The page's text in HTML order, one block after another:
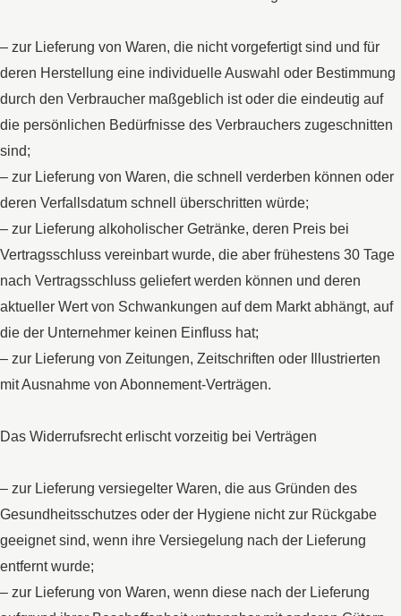
– zur Lieferung von Waren, die nicht vorgefertigt sind und für
deren Herstellung eine individuelle Auswahl oder Bestimmung
durch den Verbraucher maßgeblich ist oder die eindeutig auf
die persönlichen Bedürfnisse des Verbrauchers zugeschnitten
sind;
– zur Lieferung von Waren, die schnell verderben können oder
deren Verfallsdatum schnell überschritten würde;
– zur Lieferung alkoholischer Getränke, deren Preis bei
Vertragsschluss vereinbart wurde, die aber frühestens 30 Tage
nach Vertragsschluss geliefert werden können und deren
aktueller Wert von Schwankungen auf dem Markt abhängt, auf
die der Unternehmer keinen Einfluss hat;
– zur Lieferung von Zeitungen, Zeitschriften oder Illustrierten
mit Ausnahme von Abonnement-Verträgen.
Das Widerrufsrecht erlischt vorzeitig bei Verträgen
– zur Lieferung versiegelter Waren, die aus Gründen des
Gesundheitsschutzes oder der Hygiene nicht zur Rückgabe
geeignet sind, wenn ihre Versiegelung nach der Lieferung
entfernt wurde;
– zur Lieferung von Waren, wenn diese nach der Lieferung